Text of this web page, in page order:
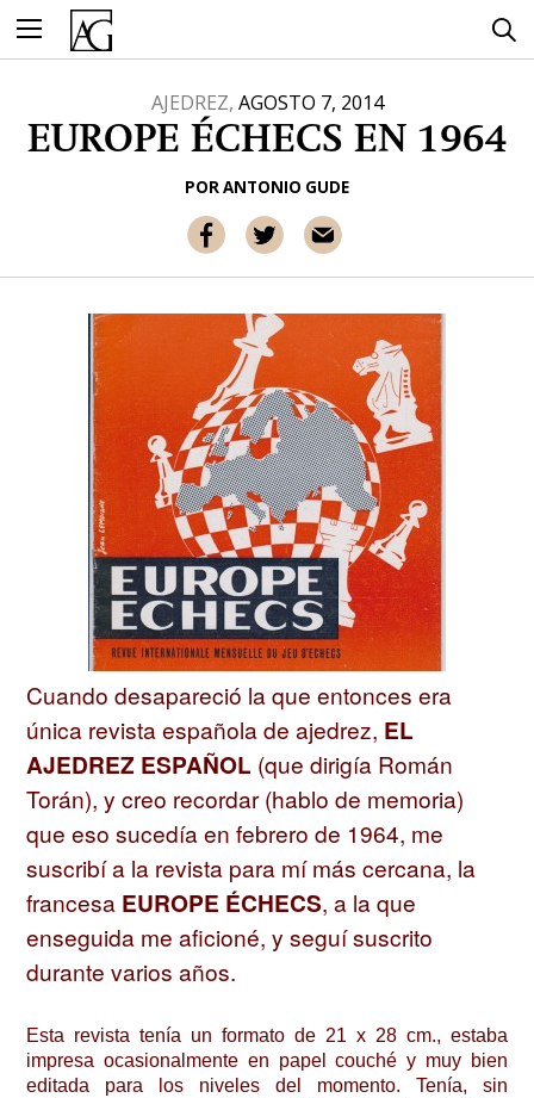
contenido
AJEDREZ, AGOSTO 7, 2014
EUROPE ÉCHECS EN 1964
PORANTONIO GUDE
Cuando desapareció la que entonces era
única revista española de ajedrez, EL
AJEDREZ ESPAÑOL (que dirigía Román
Torán), y creo recordar (hablo de memoria)
que eso sucedía en febrero de 1964, me
suscribí a la revista para mí más cercana, la
francesa EUROPE ÉCHECS, a la que
enseguida me aficioné, y seguí suscrito
durante varios años.
Esta revista tenía un formato de 21 x 28 cm., estaba
impresa ocasionalmente en papel couché y muy bien
editada para los niveles del momento. Tenía, sin